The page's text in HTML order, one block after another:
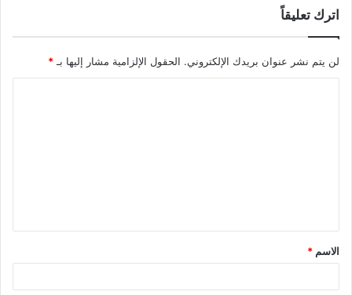
اترك تعليقاً
لن يتم نشر عنوان بريدك الإلكتروني. الحقول الإلزامية مشار إليها بـ *
ق
*
الاسم *